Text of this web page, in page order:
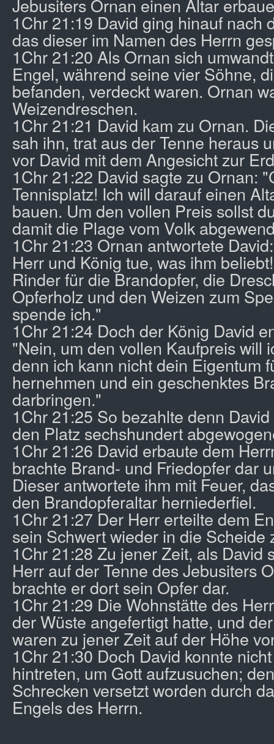
Jebusiters Ornan einen Altar
1Chr 21:19 David ging hinauf nach
das dieser im Namen des Herrn
1Chr 21:20 Als Ornan sich
Engel, während seine vier Söhne,
befanden, verdeckt waren. Ornan
Weizendreschen.
1Chr 21:21 David kam zu Ornan.
sah ihn, trat aus der Tenne heraus
vor David mit dem Angesicht zur
1Chr 21:22 David sagte zu Ornan:
Tennisplatz! Ich will darauf einen
bauen. Um den vollen Preis sollst
damit die Plage vom Volk
1Chr 21:23 Ornan antwortete
Herr und König tue, was ihm
Rinder für die Brandopfer, die
Opferholz und den Weizen zum
spende ich."
1Chr 21:24 Doch der König David
"Nein, um den vollen Kaufpreis will
denn ich kann nicht dein Eigentum
hernehmen und ein geschenktes
darbringen."
1Chr 21:25 So bezahlte denn
den Platz sechshundert
1Chr 21:26 David erbaute dem
brachte Brand- und Friedopfer dar
Dieser antwortete ihm mit Feuer,
den Brandopferaltar herniederfiel.
1Chr 21:27 Der Herr erteilte dem
sein Schwert wieder in die Scheide
1Chr 21:28 Zu jener Zeit, als David
Herr auf der Tenne des Jebusiters
brachte er dort sein Opfer dar.
1Chr 21:29 Die Wohnstätte des
der Wüste angefertigt hatte, und
waren zu jener Zeit auf der Höhe
1Chr 21:30 Doch David konnte
hintreten, um Gott aufzusuchen;
Schrecken versetzt worden durch
Engels des Herrn.